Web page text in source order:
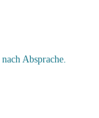
nach Absprache.